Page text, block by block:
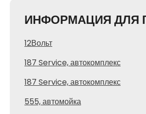
ИНФОРМАЦИЯ ДЛЯ
12Вольт
187 Service, автокомплекс
187 Service, автокомплекс
555, автомойка